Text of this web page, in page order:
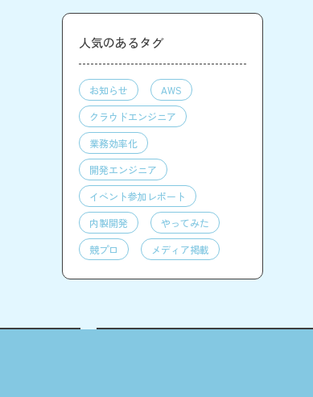
人気のあるタグ
お知らせ
AWS
クラウドエンジニア
業務効率化
開発エンジニア
イベント参加レポート
内製開発
やってみた
競プロ
メディア掲載